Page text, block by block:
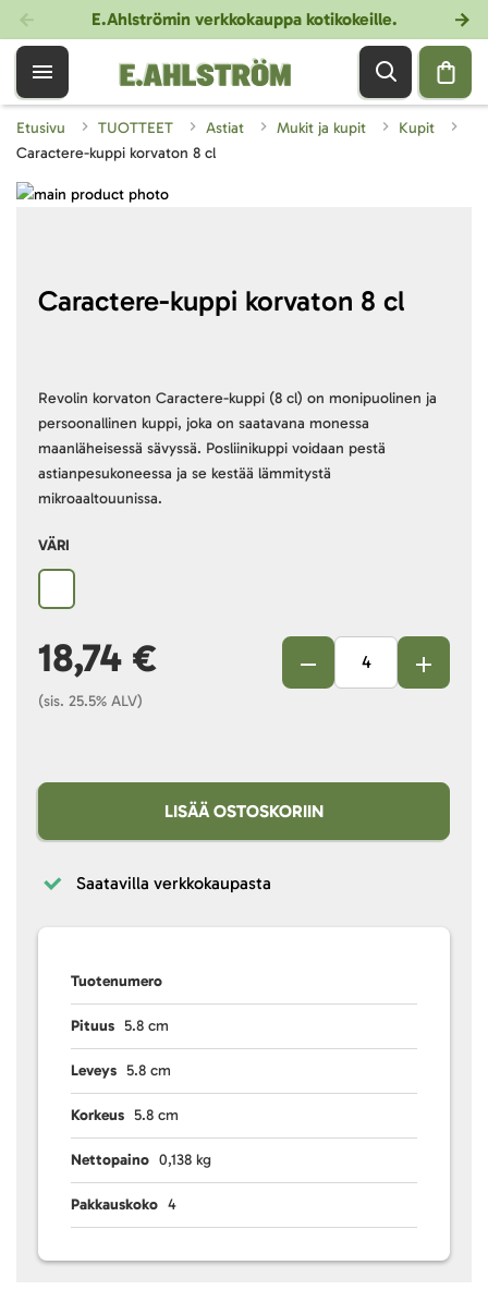
E.Ahlströmin verkkokauppa kotikokeille.
Etusivu TUOTTEET Astiat Mukit ja kupit
Kupit
Caractere-kuppi korvaton 8 cl
Caractere-kuppi korvaton 8 cl
Revolin korvaton Caractere-kuppi (8 cl) on monipuolinen ja
persoonallinen kuppi, joka on saatavana monessa
maanläheisessä sävyssä. Posliinikuppi voidaan pestä
astianpesukoneessa ja se kestää lämmitystä
mikroaaltouunissa.
VÄRI
18,74 €
(sis. 25.5% ALV)
LISÄÄ OSTOSKORIIN
Saatavilla verkkokaupasta
Tuotenumero
Pituus 5.8 cm
Leveys 5.8 cm
Korkeus 5.8 cm
Nettopaino 0,138 kg
Pakkauskoko 4
Skip
beginning
gallery